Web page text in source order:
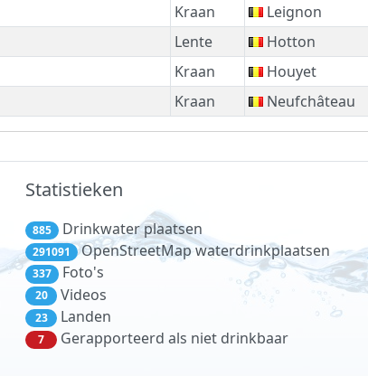
Kraan Leignon
Lente Hotton
Kraan Houyet
Kraan Neufchâteau
Statistieken
885 Drinkwater plaatsen
291091 OpenStreetMap waterdrinkplaatsen
337 Foto's
20 Videos
23 Landen
7 Gerapporteerd als niet drinkbaar